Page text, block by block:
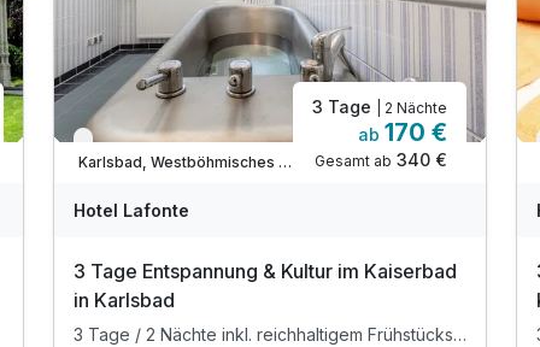
Verfügbar bis Dezember
Karlsbad, Westböhmisches Bäderdreieck
3 Tage | 2 Nächte
ab 170 €
Gesamt ab 340 €
Hotel Lafonte
3 Tage Entspannung & Kultur im Kaiserbad
in Karlsbad
3 Tage / 2 Nächte inkl. reichhaltigem Frühstücksbuffet im idyllischen Kurort Karlsbad